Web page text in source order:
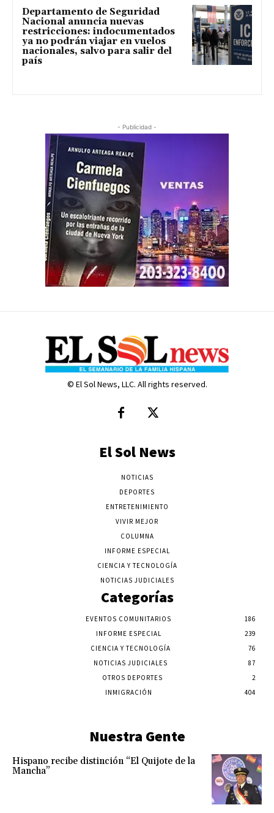
Departamento de Seguridad
Nacional anuncia nuevas
restricciones: indocumentados
ya no podrán viajar en vuelos
nacionales, salvo para salir del
país
- Publicidad -
© El Sol News, LLC. All rights reserved.
El Sol News
NOTICIAS
DEPORTES
ENTRETENIMIENTO
VIVIR MEJOR
COLUMNA
INFORME ESPECIAL
CIENCIA Y TECNOLOGÍA
NOTICIAS JUDICIALES
Categorías
EVENTOS COMUNITARIOS
186
INFORME ESPECIAL
239
CIENCIA Y TECNOLOGÍA
76
NOTICIAS JUDICIALES
87
OTROS DEPORTES
2
INMIGRACIÓN
404
Nuestra Gente
Hispano recibe distinción “El Quijote de la
Mancha”